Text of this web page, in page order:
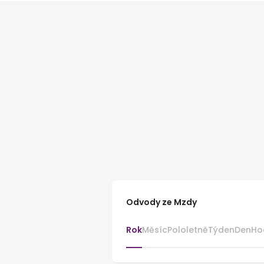
Odvody ze Mzdy
RokMěsícPololetněTýdenDen